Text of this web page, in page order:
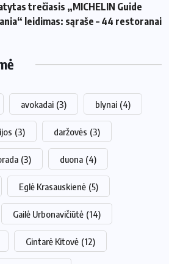
trečiasis „MICHELIN Guide
leidimas: sąraše – 44 restoranai
avokadai (3) blynai (4)
(3) daržovės (3)
(3) duona (4)
Eglė Krasauskienė (5)
Gailė Urbonavičiūtė (14)
Gintarė Kitovė (12)